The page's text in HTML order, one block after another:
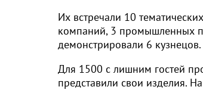
Их встречали 10
компаний, 3 промышленных
демонстрировали 6 кузнецов.
Для 1500 с лишним гостей
представили свои изделия.